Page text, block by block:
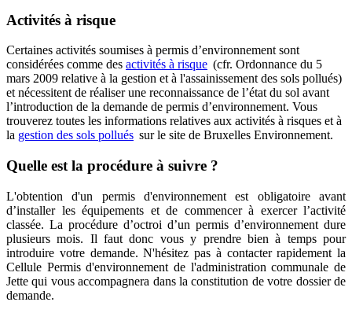
Activités à risque
Certaines activités soumises à permis d’environnement sont
considérées comme des activités à risque (cfr. Ordonnance du 5
mars 2009 relative à la gestion et à l'assainissement des sols pollués)
et nécessitent de réaliser une reconnaissance de l’état du sol avant
l’introduction de la demande de permis d’environnement. Vous
trouverez toutes les informations relatives aux activités à risques et à
la gestion des sols pollués sur le site de Bruxelles Environnement.
Quelle est la procédure à suivre ?
L'obtention d'un permis d'environnement est obligatoire avant
d’installer les équipements et de commencer à exercer l’activité
classée. La procédure d’octroi d’un permis d’environnement dure
plusieurs mois. Il faut donc vous y prendre bien à temps pour
introduire votre demande. N'hésitez pas à contacter rapidement la
Cellule Permis d'environnement de l'administration communale de
Jette qui vous accompagnera dans la constitution de votre dossier de
demande.